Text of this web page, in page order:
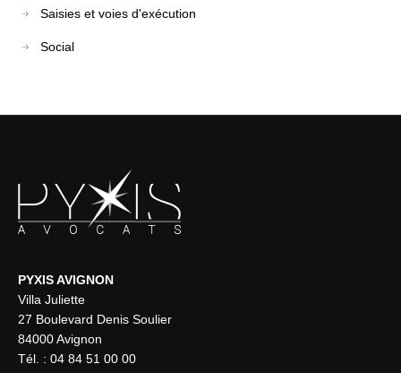
Saisies et voies d'exécution
Social
PYXIS AVIGNON
Villa Juliette
27 Boulevard Denis Soulier
84000 Avignon
Tél. : 04 84 51 00 00